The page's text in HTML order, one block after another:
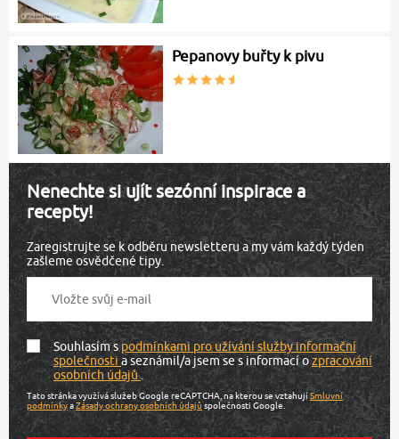
Pepanovy buřty k pivu
Nenechte si ujít sezónní inspirace a
recepty!
Zaregistrujte se k odběru newsletteru a my vám každý týden
zašleme osvědčené tipy.
Souhlasím spodmínkami pro užívání služby informační
společnostia seznámil/a jsem se s informací ozpracování
osobních údajů.
Tato stránka využívá služeb Google reCAPTCHA, na kterou se vztahujíSmluvní
podmínkyaZásady ochrany osobních údajů společnosti Google.